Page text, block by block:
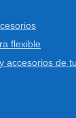
flexible
accesorios de